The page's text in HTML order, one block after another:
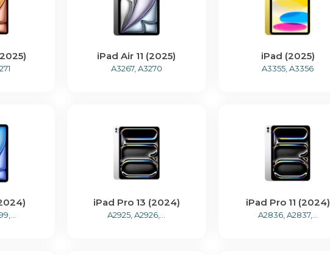
iPad Air 11 (2025)
A3267, A3270
iPad (2025)
A3355, A3356
iPad Pro 13 (2024)
A2925, A2926,...
iPad Pro 11 (2024)
A2836, A2837,...